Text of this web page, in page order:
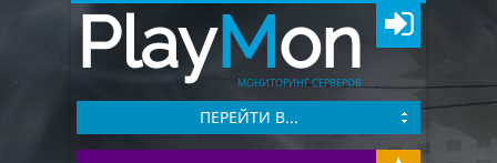
PlayMon
МОНИТОРИНГ СЕРВЕРОВ
ПЕРЕЙТИ В...